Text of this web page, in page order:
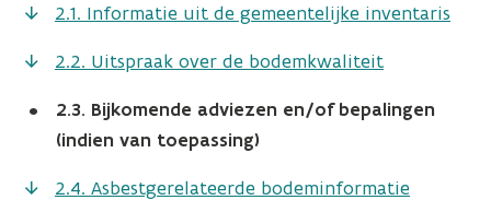
2.1. Informatie uit de gemeentelijke inventaris
2.2. Uitspraak over de bodemkwaliteit
•
2.3. Bijkomende adviezen en/of bepalingen
(indien van toepassing)
2.4. Asbestgerelateerde bodeminformatie